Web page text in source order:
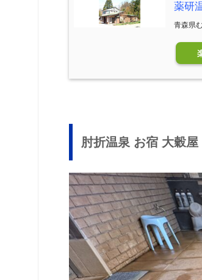
薬研
青森県
肘折温泉 お宿 大穀屋